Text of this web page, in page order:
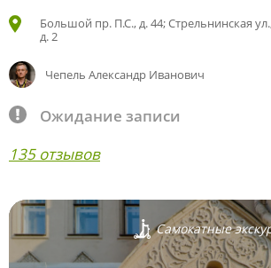
Большой пр. П.С., д. 44; Стрельнинская
д. 2
Чепель Александр Иванович
Ожидание записи
135 отзывов
Самокатные